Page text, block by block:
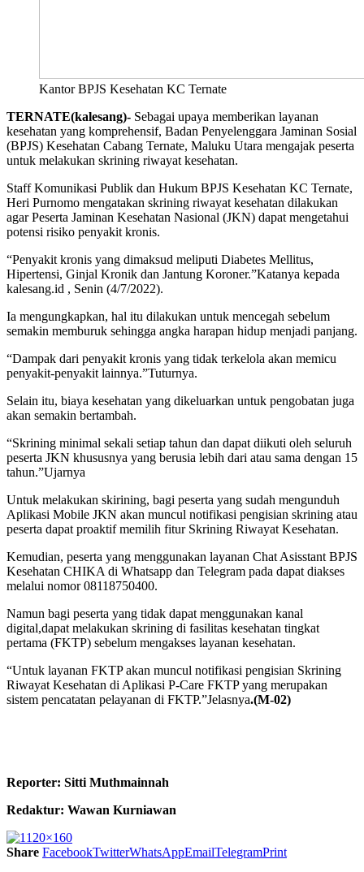
Kantor BPJS Kesehatan KC Ternate
TERNATE(kalesang)- Sebagai upaya memberikan layanan
kesehatan yang komprehensif, Badan Penyelenggara Jaminan Sosial
(BPJS) Kesehatan Cabang Ternate, Maluku Utara mengajak peserta
untuk melakukan skrining riwayat kesehatan.
Staff Komunikasi Publik dan Hukum BPJS Kesehatan KC Ternate,
Heri Purnomo mengatakan skrining riwayat kesehatan dilakukan
agar Peserta Jaminan Kesehatan Nasional (JKN) dapat mengetahui
potensi risiko penyakit kronis.
“Penyakit kronis yang dimaksud meliputi Diabetes Mellitus,
Hipertensi, Ginjal Kronik dan Jantung Koroner.”Katanya kepada
kalesang.id , Senin (4/7/2022).
Ia mengungkapkan, hal itu dilakukan untuk mencegah sebelum
semakin memburuk sehingga angka harapan hidup menjadi panjang.
“Dampak dari penyakit kronis yang tidak terkelola akan memicu
penyakit-penyakit lainnya.”Tuturnya.
Selain itu, biaya kesehatan yang dikeluarkan untuk pengobatan juga
akan semakin bertambah.
“Skrining minimal sekali setiap tahun dan dapat diikuti oleh seluruh
peserta JKN khususnya yang berusia lebih dari atau sama dengan 15
tahun.”Ujarnya
Untuk melakukan skirining, bagi peserta yang sudah mengunduh
Aplikasi Mobile JKN akan muncul notifikasi pengisian skrining atau
peserta dapat proaktif memilih fitur Skrining Riwayat Kesehatan.
Kemudian, peserta yang menggunakan layanan Chat Asisstant BPJS
Kesehatan CHIKA di Whatsapp dan Telegram pada dapat diakses
melalui nomor 08118750400.
Namun bagi peserta yang tidak dapat menggunakan kanal
digital,dapat melakukan skrining di fasilitas kesehatan tingkat
pertama (FKTP) sebelum mengakses layanan kesehatan.
“Untuk layanan FKTP akan muncul notifikasi pengisian Skrining
Riwayat Kesehatan di Aplikasi P-Care FKTP yang merupakan
sistem pencatatan pelayanan di FKTP.”Jelasnya.(M-02)
Reporter: Sitti Muthmainnah
Redaktur: Wawan Kurniawan
Share FacebookTwitterWhatsAppEmailTelegramPrint